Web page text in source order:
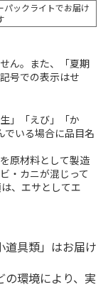
パックライトでお届け
ん。また、「夏期
号での表示はせ
」「えび」「か
でいる場合に品目名
原材料として製造
・カニが混じって
、エサとしてエ
道具類」はお届け
環境により、実